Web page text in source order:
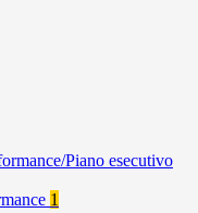
Piano esecutivo
1